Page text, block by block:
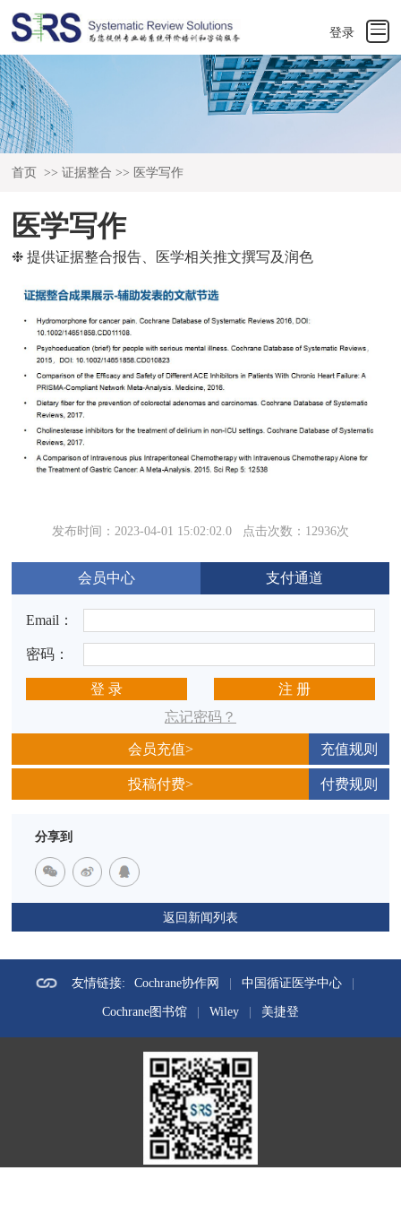
登录
首页 >>证据整合 >> 医学写作
医学写作
❉ 提供证据整合报告、医学相关推文撰写及润色
发布时间：2023-04-01 15:02:02.0 点击次数：12936次
会员中心 支付通道
Email：
密码：
登 录
注 册
忘记密码？
会员充值> 充值规则
投稿付费> 付费规则
分享到
返回新闻列表
友情链接: Cochrane协作网 | 中国循证医学中心
|
Cochrane图书馆
| Wiley | 美捷登